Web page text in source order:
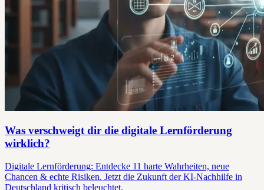
Was verschweigt dir die digitale Lernförderung
wirklich?
Digitale Lernförderung: Entdecke 11 harte Wahrheiten, neue
Chancen & echte Risiken. Jetzt die Zukunft der KI-Nachhilfe in
Deutschland kritisch beleuchtet.